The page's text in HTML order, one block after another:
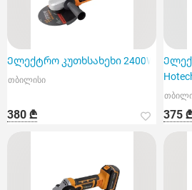
Ელექტრო კუთხსახეხი 2400W
თბილისი
380 ₾ 375